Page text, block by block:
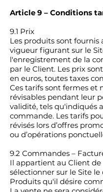
Article 9 – Conditions
9.1 Prix
Les produits sont fournis
vigueur figurant sur le
l'enregistrement de la
par le Client. Les prix
en euros, toutes taxes
Ces tarifs sont fermes et
révisables pendant leur
validité, tels qu'indiqués
commande. Les tarifs
révisés lors d’offres
ou d’opérations
9.2 Commandes –
Il appartient au Client de
sélectionner sur le Site le
Produits qu'il désire